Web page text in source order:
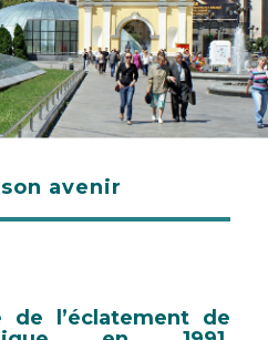
avenir
de l’éclatement de